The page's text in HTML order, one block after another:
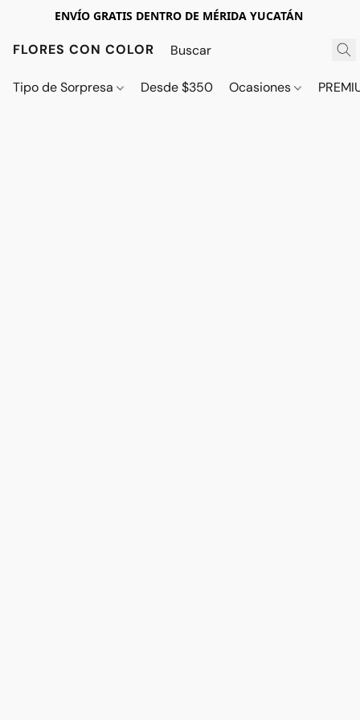
ENVÍO GRATIS DENTRO DE MÉRIDA YUCATÁN
FLORES CON COLOR
Tipo de Sorpresa Desde $350 Ocasiones